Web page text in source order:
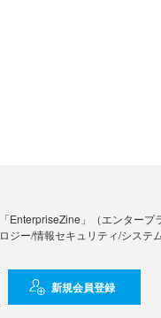
「EnterpriseZine」（エンター
ロジー/情報セキュリティ/システ
新規会員登録